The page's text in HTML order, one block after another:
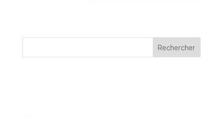
Rechercher